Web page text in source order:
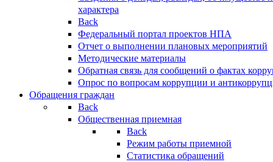
характера
Back
Федеральный портал проектов НПА
Отчет о выполнении плановых мероприятий
Методические материалы
Обратная связь для сообщений о фактах
Опрос по вопросам коррупции и
Обращения граждан
Back
Общественная приемная
Back
Режим работы приемной
Статистика обращений